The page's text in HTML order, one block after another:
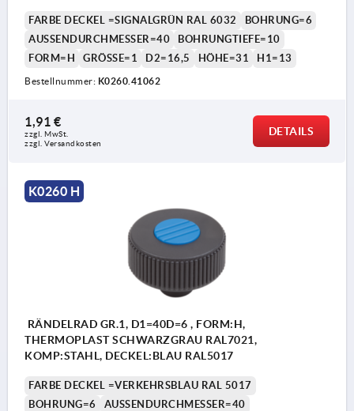
FARBE DECKEL =SIGNALGRÜN RAL 6032
BOHRUNG=6
AUSSENDURCHMESSER=40
BOHRUNGTIEFE=10
FORM=H
GRÖSSE=1 D2=16,5 HÖHE=31 H1=13
Bestellnummer: K0260.41062
1,91 €
zzgl. MwSt.
zzgl. Versandkosten
DETAILS
K0260 H
RÄNDELRAD GR.1, D1=40D=6 , FORM:H,
THERMOPLAST SCHWARZGRAU RAL7021,
KOMP:STAHL, DECKEL:BLAU RAL5017
FARBE DECKEL =VERKEHRSBLAU RAL 5017
BOHRUNG=6
AUSSENDURCHMESSER=40